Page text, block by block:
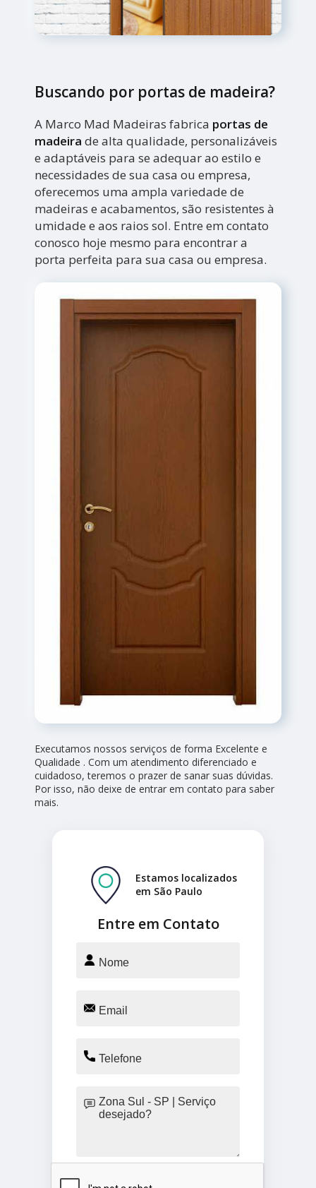
Buscando por portas de madeira?
A Marco Mad Madeiras fabrica portas de
madeira de alta qualidade, personalizáveis
e adaptáveis para se adequar ao estilo e
necessidades de sua casa ou empresa,
oferecemos uma ampla variedade de
madeiras e acabamentos, são resistentes à
umidade e aos raios sol. Entre em contato
conosco hoje mesmo para encontrar a
porta perfeita para sua casa ou empresa.
Executamos nossos serviços de forma Excelente e
Qualidade . Com um atendimento diferenciado e
cuidadoso, teremos o prazer de sanar suas dúvidas.
Por isso, não deixe de entrar em contato para saber
mais.
Entre em Contato
Estamos localizados
em São Paulo